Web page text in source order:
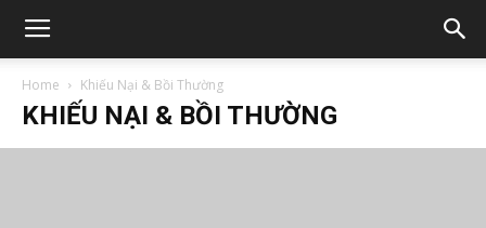
Home Khiếu Nại & Bồi Thường
KHIẾU NẠI & BỒI THƯỜNG